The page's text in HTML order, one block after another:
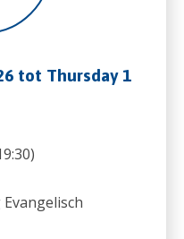
tot Thursday 1